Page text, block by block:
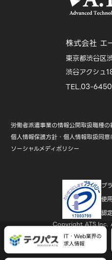
株式会社 エ
東京都渋谷区
渋谷アクシュ
TEL.03-
労働者派遣事業の情報公開取扱職種
個人情報保護方針・個人情報取扱同意
ソーシャルメディポリシー
プ
使
認
Copyright ATS,Inc.